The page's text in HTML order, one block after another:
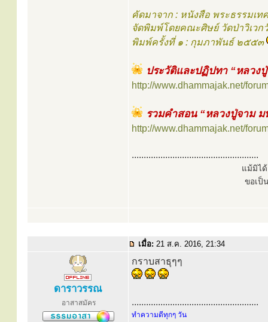
คัดมาจาก : หนังสือ พระธรรมเ
จัดพิมพ์โดยคณะศิษย์ วัดป่าวิเว
พิมพ์ครั้งที่ ๑ : กุมภาพันธ์ ๒๕๕๓
ประวัติและปฏิปทา “หลวง
http://www.dhammajak.net/
รวมคำสอน “หลวงปู่จาม
http://www.dhammajak.net/
.....................................................
แม้มิได้
ขอเป็
เมื่อ: 21 ส.ค. 2016, 21:34
ดาราวรรณ
อาสาสมัคร
กราบสาธุๆๆ
.....................................................
ทำความดีทุกๆ วัน